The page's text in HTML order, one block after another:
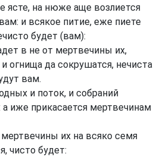
на нюже аще возлиется
и всякое питие, еже пиете
будет (вам):
в не от мертвечины их,
огнища да сокрушатся, нечиста
вам.
и поток, и собраний
а иже прикасается мертвечинам
их на всяко семя
чисто будет: